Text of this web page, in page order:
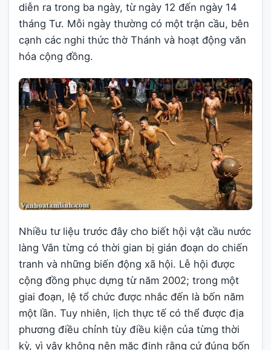
diễn ra trong ba ngày, từ ngày 12 đến ngày 14
tháng Tư. Mỗi ngày thường có một trận cầu, bên
cạnh các nghi thức thờ Thánh và hoạt động văn
hóa cộng đồng.
Nhiều tư liệu trước đây cho biết hội vật cầu nước
làng Vân từng có thời gian bị gián đoạn do chiến
tranh và những biến động xã hội. Lễ hội được
cộng đồng phục dựng từ năm 2002; trong một
giai đoạn, lệ tổ chức được nhắc đến là bốn năm
một lần. Tuy nhiên, lịch thực tế có thể được địa
phương điều chỉnh tùy điều kiện của từng thời
kỳ, vì vậy không nên mặc định rằng cứ đúng bốn